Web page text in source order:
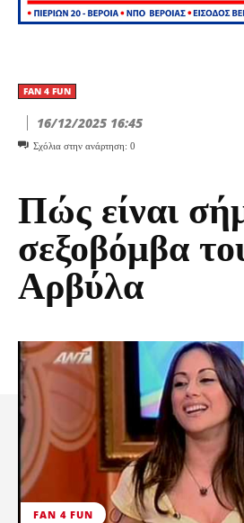
FAN 4 FUN
16/12/2025 16:45
Σχόλια στην ανάρτηση: 0
Πώς είναι
σεξοβόμβα
Αρβύλα
FAN 4 FUN